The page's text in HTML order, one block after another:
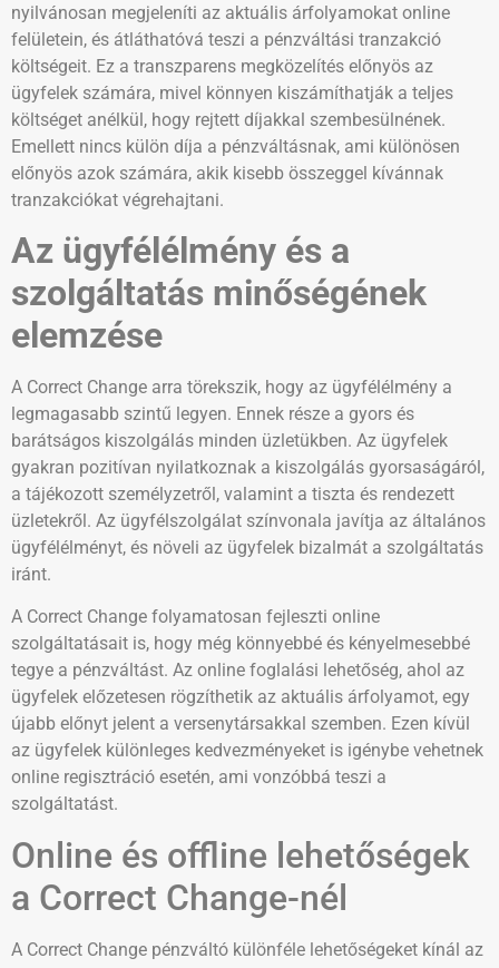
nyilvánosan megjeleníti az aktuális árfolyamokat online
felületein, és átláthatóvá teszi a pénzváltási tranzakció
költségeit. Ez a transzparens megközelítés előnyös az
ügyfelek számára, mivel könnyen kiszámíthatják a teljes
költséget anélkül, hogy rejtett díjakkal szembesülnének.
Emellett nincs külön díja a pénzváltásnak, ami különösen
előnyös azok számára, akik kisebb összeggel kívánnak
tranzakciókat végrehajtani.
Az ügyfélélmény és a
szolgáltatás minőségének
elemzése
A Correct Change arra törekszik, hogy az ügyfélélmény a
legmagasabb szintű legyen. Ennek része a gyors és
barátságos kiszolgálás minden üzletükben. Az ügyfelek
gyakran pozitívan nyilatkoznak a kiszolgálás gyorsaságáról,
a tájékozott személyzetről, valamint a tiszta és rendezett
üzletekről. Az ügyfélszolgálat színvonala javítja az általános
ügyfélélményt, és növeli az ügyfelek bizalmát a szolgáltatás
iránt.
A Correct Change folyamatosan fejleszti online
szolgáltatásait is, hogy még könnyebbé és kényelmesebbé
tegye a pénzváltást. Az online foglalási lehetőség, ahol az
ügyfelek előzetesen rögzíthetik az aktuális árfolyamot, egy
újabb előnyt jelent a versenytársakkal szemben. Ezen kívül
az ügyfelek különleges kedvezményeket is igénybe vehetnek
online regisztráció esetén, ami vonzóbbá teszi a
szolgáltatást.
Online és offline lehetőségek
a Correct Change-nél
A Correct Change pénzváltó különféle lehetőségeket kínál az